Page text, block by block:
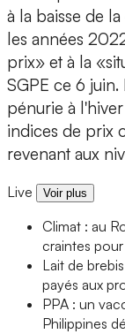
à la baisse de
les années
prix» et à la
SGPE ce 6
pénurie à
indices de prix
revenant aux
Live Voir plus
Climat : au
craintes
Lait de
payés aux
PPA : un
Philippines